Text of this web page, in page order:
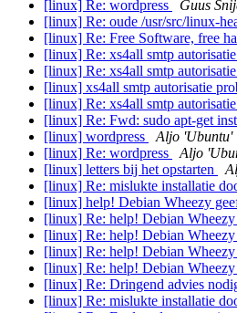
[linux] Re: wordpress
Guus
[linux] Re: oude /usr/src/linux-
[linux] Re: Free Software, free
[linux] Re: xs4all smtp
[linux] Re: xs4all smtp
[linux] xs4all smtp autorisatie
[linux] Re: xs4all smtp
[linux] Re: Fwd: sudo apt-get
[linux] wordpress
Aljo 'Ubuntu'
[linux] Re: wordpress
Aljo
[linux] letters bij het opstarten
[linux] Re: mislukte installatie
[linux] help! Debian Wheezy
[linux] Re: help! Debian Wheezy
[linux] Re: help! Debian Wheezy
[linux] Re: help! Debian Wheezy
[linux] Re: help! Debian Wheezy
[linux] Re: Dringend advies
[linux] Re: mislukte installatie